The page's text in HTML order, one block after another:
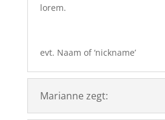
lorem.
evt. Naam of ‘nickname’
Marianne zegt: